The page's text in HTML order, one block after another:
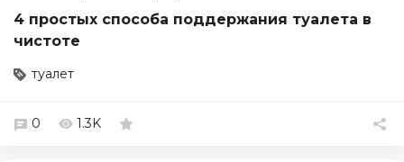
4 простых способа поддержания туалета в
чистоте
туалет
0 1.3K